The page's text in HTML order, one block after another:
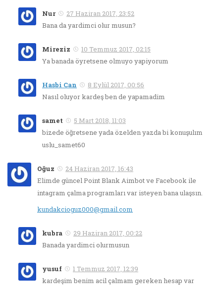
Nur
27 Haziran 2017, 23:52
Bana da yardimci olur musun?
Mireziz
10 Temmuz 2017, 02:15
Ya banada öyretsene olmuyo yapiyorum
Hasbi Can
8 Eylül 2017, 00:56
Nasıl oluyor kardeş ben de yapamadim
samet
5 Mart 2018, 11:03
bizede öğretsene yada özelden yazda bi konuşulım
uslu_samet60
Oğuz
24 Haziran 2017, 16:43
Elimde güncel Point Blank Aimbot ve Facebook ile
intagram çalma programları var isteyen bana ulaşsın.
kundakcioguz000@gmail.com
kubra
29 Haziran 2017, 00:22
Banada yardimci olurmusun
yusuf
1 Temmuz 2017, 12:39
kardeşim benim acil çalmam gereken hesap var